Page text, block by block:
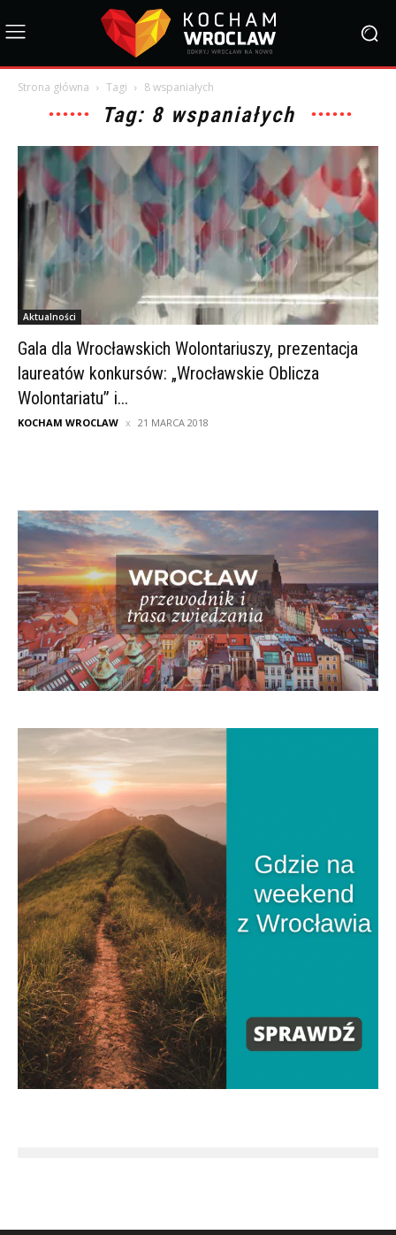
Strona główna Tagi 8 wspaniałych
Tag: 8 wspaniałych
Aktualności
Gala dla Wrocławskich Wolontariuszy, prezentacja
laureatów konkursów: „Wrocławskie Oblicza
Wolontariatu” i...
KOCHAM WROCLAW 21 MARCA 2018